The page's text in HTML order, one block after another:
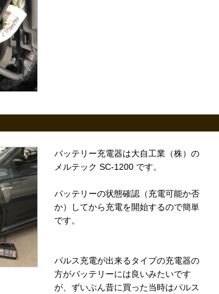
バッテリー充電器は大自工業（株）の
メルテック SC-1200 です。
バッテリーの状態確認（充電可能か否
か）してから充電を開始するので簡単
です。
パルス充電が出来るタイプの充電器の
方がバッテリーには良いみたいです
が、ずいぶん昔に買った当時はパルス